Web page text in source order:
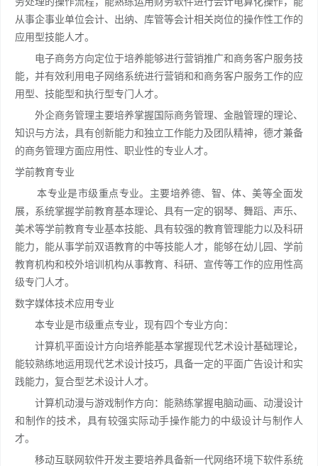
从事企事业单位会计、出纳、库管等会计相关岗位的操作性工作的
应用型技能人才。
电子商务方向定位于培养能够进行营销推广和商务客户服务技
能，并有效利用电子网络系统进行营销和和商务客户服务工作的应
用型、技能型和执行型专门人才。
外企商务管理主要培养掌握国际商务管理、金融管理的理论、
知识与方法，具有创新能力和独立工作能力及团队精神，德才兼备
的商务管理方面应用性、职业性的专业人才。
学前教育专业
本专业是市级重点专业。主要培养德、智、体、美等全面发
展，系统掌握学前教育基本理论、具有一定的钢琴、舞蹈、声乐、
美术等学前教育专业基本技能、具有较强的教育管理能力以及科研
能力，能从事学前双语教育的中等技能人才，能够在幼儿园、学前
教育机构和校外培训机构从事教育、科研、宣传等工作的应用性高
级专门人才。
数字媒体技术应用专业
本专业是市级重点专业，现有四个专业方向：
计算机平面设计方向培养能基本掌握现代艺术设计基础理论，
能较熟练地运用现代艺术设计技巧，具备一定的平面广告设计和实
践能力，复合型艺术设计人才。
计算机动漫与游戏制作方向：能熟练掌握电脑动画、动漫设计
和制作的技术，具有较强实际动手操作能力的中级设计与制作人
才。
移动互联网软件开发主要培养具备新一代网络环境下软件系统